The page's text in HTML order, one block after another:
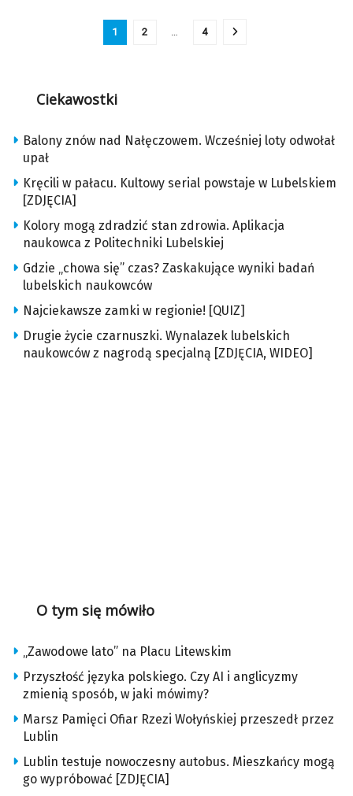
1 2 … 4
Ciekawostki
Balony znów nad Nałęczowem. Wcześniej loty odwołał
upał
Kręcili w pałacu. Kultowy serial powstaje w Lubelskiem
[ZDJĘCIA]
Kolory mogą zdradzić stan zdrowia. Aplikacja
naukowca z Politechniki Lubelskiej
Gdzie „chowa się” czas? Zaskakujące wyniki badań
lubelskich naukowców
Najciekawsze zamki w regionie! [QUIZ]
Drugie życie czarnuszki. Wynalazek lubelskich
naukowców z nagrodą specjalną [ZDJĘCIA, WIDEO]
O tym się mówiło
„Zawodowe lato” na Placu Litewskim
Przyszłość języka polskiego. Czy AI i anglicyzmy
zmienią sposób, w jaki mówimy?
Marsz Pamięci Ofiar Rzezi Wołyńskiej przeszedł przez
Lublin
Lublin testuje nowoczesny autobus. Mieszkańcy mogą
go wypróbować [ZDJĘCIA]